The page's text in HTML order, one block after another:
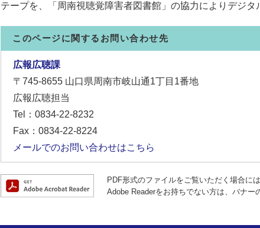
テープを、「周南視聴覚障害者図書館」の協力によりデジタ
このページに関するお問い合わせ先
広報広聴課
〒745-8655 山口県周南市岐山通1丁目1番地
広報広聴担当
Tel：0834-22-8232
Fax：0834-22-8224
メールでのお問い合わせはこちら
PDF形式のファイルをご覧いただく場合に
Adobe Readerをお持ちでない方は、バナー